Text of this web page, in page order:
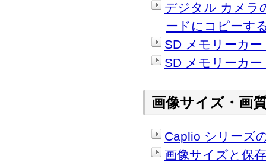
デジタル カメラ
ードにコピーす
SD メモリーカ
SD メモリーカ
画像サイズ・画
Caplio シリーズ
画像サイズと保